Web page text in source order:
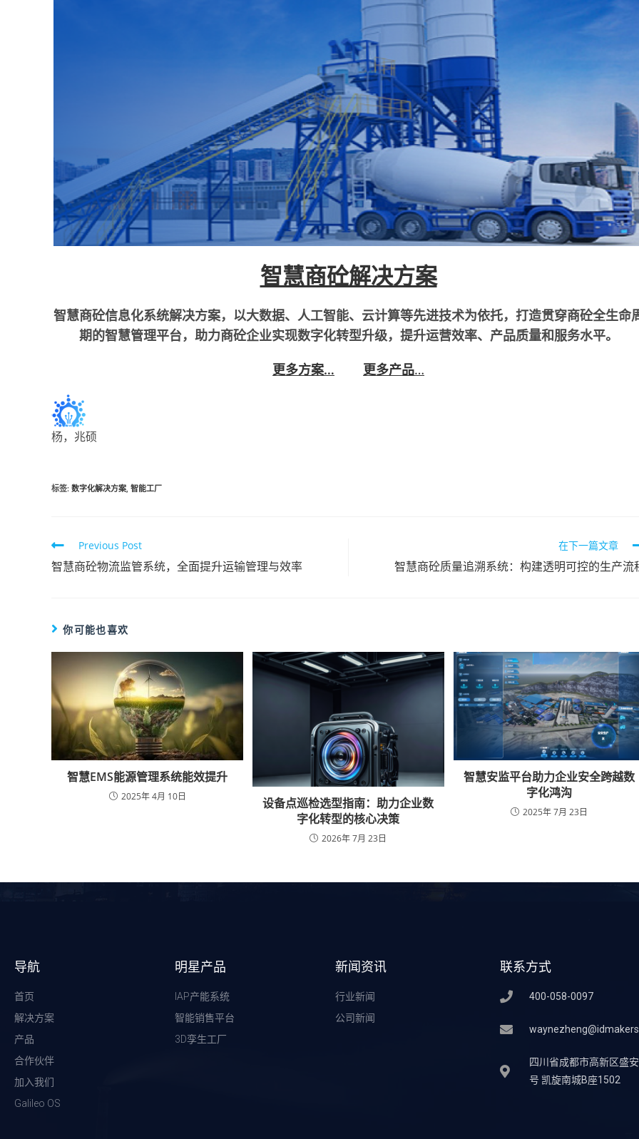
智慧商砼解决方案
智慧商砼信息化系统解决方案，以大数据、人工智能、云计算等先进技术为依托，打造贯穿商砼全生命
期的智慧管理平台，助力商砼企业实现数字化转型升级，提升运营效率、产品质量和服务水平。
更多方案…
更多产品…
杨，兆硕
标签: 数字化解决方案, 智能工厂
Previous Post
智慧商砼物流监管系统，全面提升运输管理与效率
在下一篇文章
智慧商砼质量追溯系统：构建透明可控的生产流
你可能也喜欢
智慧EMS能源管理系统能效提升
2025年 4月 10日
设备点巡检选型指南：助力企业数
字化转型的核心决策
2026年 7月 23日
智慧安监平台助力企业安全跨越数
字化鸿沟
2025年 7月 23日
导航
首页
解决方案
产品
合作伙伴
加入我们
Galileo OS
明星产品
IAP产能系统
智能销售平台
3D孪生工厂
新闻资讯
行业新闻
公司新闻
联系方式
400-058-0097
四川省成都市高新区盛
号 凯旋南城B座1502